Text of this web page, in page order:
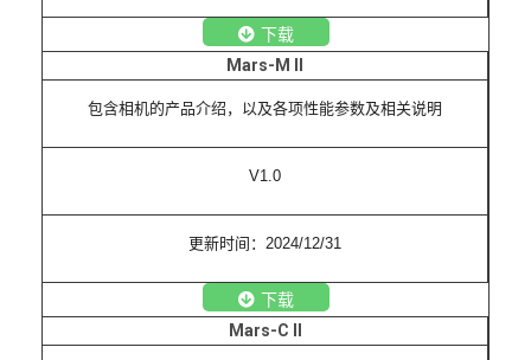
下载
Mars-M II
包含相机的产品介绍，以及各项性能参数及相关说明
V1.0
更新时间：2024/12/31
下载
Mars-C II